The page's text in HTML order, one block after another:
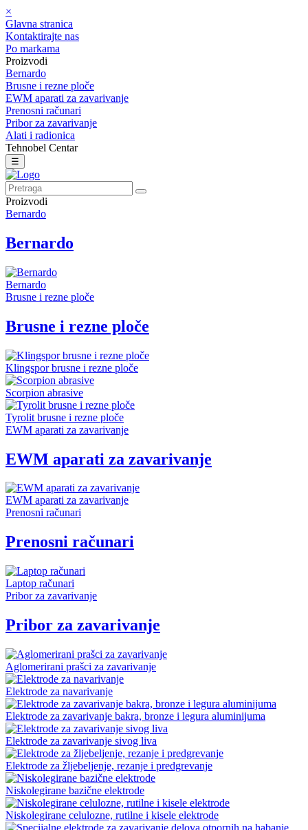
×
Glavna stranica
Kontaktirajte nas
Po markama
Proizvodi
Bernardo
Brusne i rezne ploče
EWM aparati za zavarivanje
Prenosni računari
Pribor za zavarivanje
Alati i radionica
Tehnobel Centar
☰
Proizvodi
Bernardo
Bernardo
Bernardo
Brusne i rezne ploče
Brusne i rezne ploče
Klingspor brusne i rezne ploče
Scorpion abrasive
Tyrolit brusne i rezne ploče
EWM aparati za zavarivanje
EWM aparati za zavarivanje
EWM aparati za zavarivanje
Prenosni računari
Prenosni računari
Laptop računari
Pribor za zavarivanje
Pribor za zavarivanje
Aglomerirani prašci za zavarivanje
Elektrode za navarivanje
Elektrode za zavarivanje bakra, bronze i legura aluminijuma
Elektrode za zavarivanje sivog liva
Elektrode za žljebeljenje, rezanje i predgrevanje
Niskolegirane bazične elektrode
Niskolegirane celulozne, rutilne i kisele elektrode